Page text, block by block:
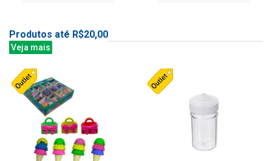
Produtos até R$20,00
Veja mais